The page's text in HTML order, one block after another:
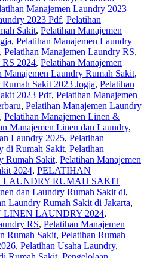
Manajemen Laundry 2023
2023 Pdf, Pelatihan
Sakit, Pelatihan Manajemen
, Pelatihan Manajemen Laundry
, Pelatihan Manajemen Laundry RS,
RS 2024, Pelatihan Manajemen
Manajemen Laundry Rumah Sakit,
Sakit 2023 Jogja, Pelatihan
2023 Pdf, Pelatihan Manajemen
, Pelatihan Manajemen Laundry
, Pelatihan Manajemen Linen &
Manajemen Linen dan Laundry,
Laundry 2025, Pelatihan
di Rumah Sakit, Pelatihan
Rumah Sakit, Pelatihan Manajemen
2024, PELATIHAN
RUMAH SAKIT
dan Laundry Rumah Sakit di,
Laundry Rumah Sakit di Jakarta,
LAUNDRY 2024,
RS, Pelatihan Manajemen
Rumah Sakit, Pelatihan Rumah
, Pelatihan Usaha Laundry,